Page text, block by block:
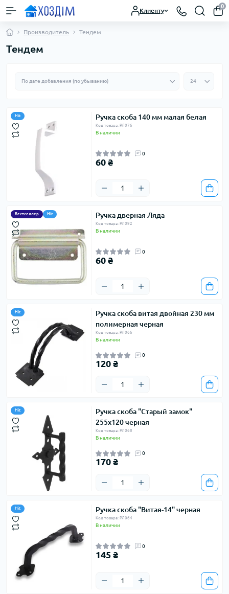
Клиенту
0
Производитель Тендем
Тендем
Hit Ручка скоба 140 мм малая белая
Код товара: РЛ076
В наличии
0
60 ₴
Бестселлер Hit Ручка дверная Ляда
Код товара: РЛ092
В наличии
0
60 ₴
Hit
Ручка скоба витая двойная 230 мм
полимерная черная
Код товара: РЛ066
В наличии
0
120 ₴
Hit
Ручка скоба "Старый замок"
255х120 черная
Код товара: РЛ068
В наличии
0
170 ₴
Hit Ручка скоба "Витая-14" черная
Код товара: РЛ064
В наличии
0
145 ₴